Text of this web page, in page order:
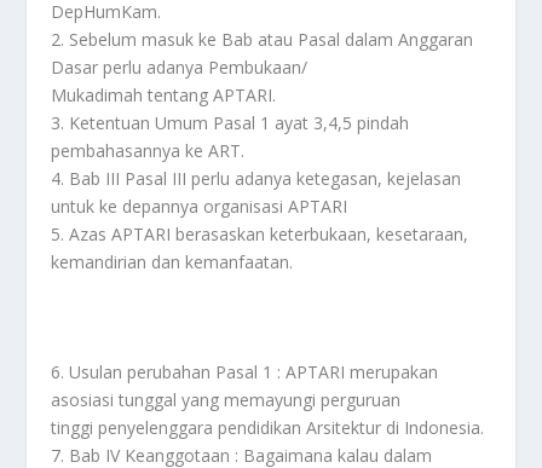
DepHumKam.
2. Sebelum masuk ke Bab atau Pasal dalam Anggaran
Dasar perlu adanya Pembukaan/
Mukadimah tentang APTARI.
3. Ketentuan Umum Pasal 1 ayat 3,4,5 pindah
pembahasannya ke ART.
4. Bab III Pasal III perlu adanya ketegasan, kejelasan
untuk ke depannya organisasi APTARI
5. Azas APTARI berasaskan keterbukaan, kesetaraan,
kemandirian dan kemanfaatan.
6. Usulan perubahan Pasal 1 : APTARI merupakan
asosiasi tunggal yang memayungi perguruan
tinggi penyelenggara pendidikan Arsitektur di Indonesia.
7. Bab IV Keanggotaan : Bagaimana kalau dalam